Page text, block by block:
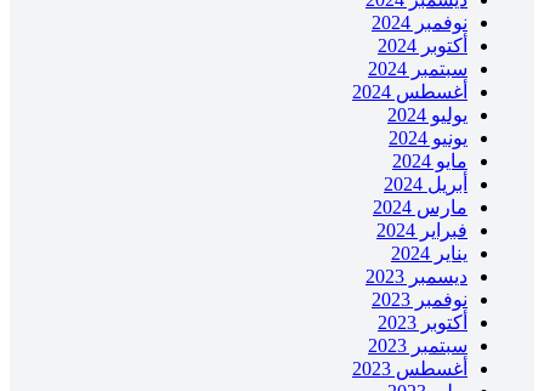
نوفمبر 2024
أكتوبر 2024
سبتمبر 2024
أغسطس 2024
يوليو 2024
يونيو 2024
مايو 2024
أبريل 2024
مارس 2024
فبراير 2024
يناير 2024
ديسمبر 2023
نوفمبر 2023
أكتوبر 2023
سبتمبر 2023
أغسطس 2023